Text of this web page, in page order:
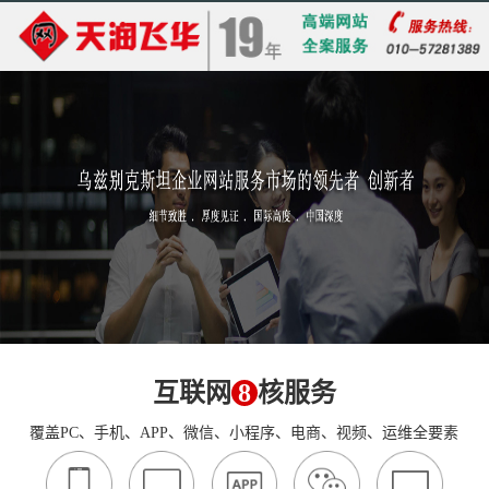
互联网 8 核服务
覆盖PC、手机、APP、微信、小程序、电商、视频、运维全要素